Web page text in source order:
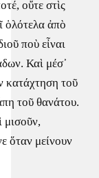
οὔτε στὶς
ὁλότελα ἀπὸ
ποὺ εἶναι
Καὶ μέσ᾽
κατάχτηση τοῦ
τοῦ θανάτου.
μισοῦν,
ὅταν μείνουν